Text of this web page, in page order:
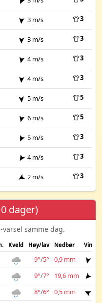
3 m/s 3
3 m/s 3
4 m/s 3
4 m/s 3
5 m/s 5
6 m/s 5
5 m/s 3
4 m/s 3
2 m/s 3
dager)
samme dag.
Kveld Høy/lav Nedbør Vind
9°/5° 0,9 mm
9°/7° 19,6 mm
8°/6° 0,5 mm